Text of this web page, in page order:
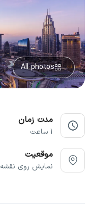
All photos
مدت زمان
1 ساعت
موقعیت
نمایش روی نقشه